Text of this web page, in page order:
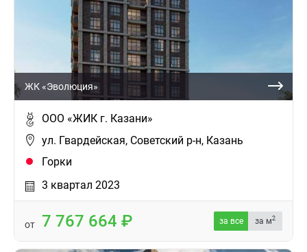
ЖК «Эволюция»
ООО «ЖИК г. Казани»
ул. Гвардейская, Советский р-н, Казань
Горки
3 квартал 2023
от 7 767 664 за все за м2